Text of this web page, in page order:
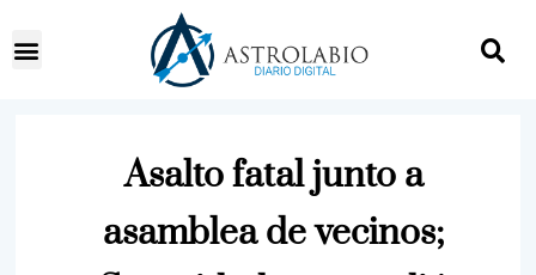
Asalto fatal junto a
asamblea de vecinos;